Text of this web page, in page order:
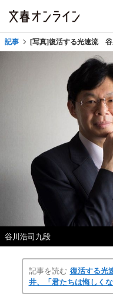
記事 [写真]復活する光速流 谷
谷川浩司九段
記事を読む 復活する光
井、「君たちは悔しく